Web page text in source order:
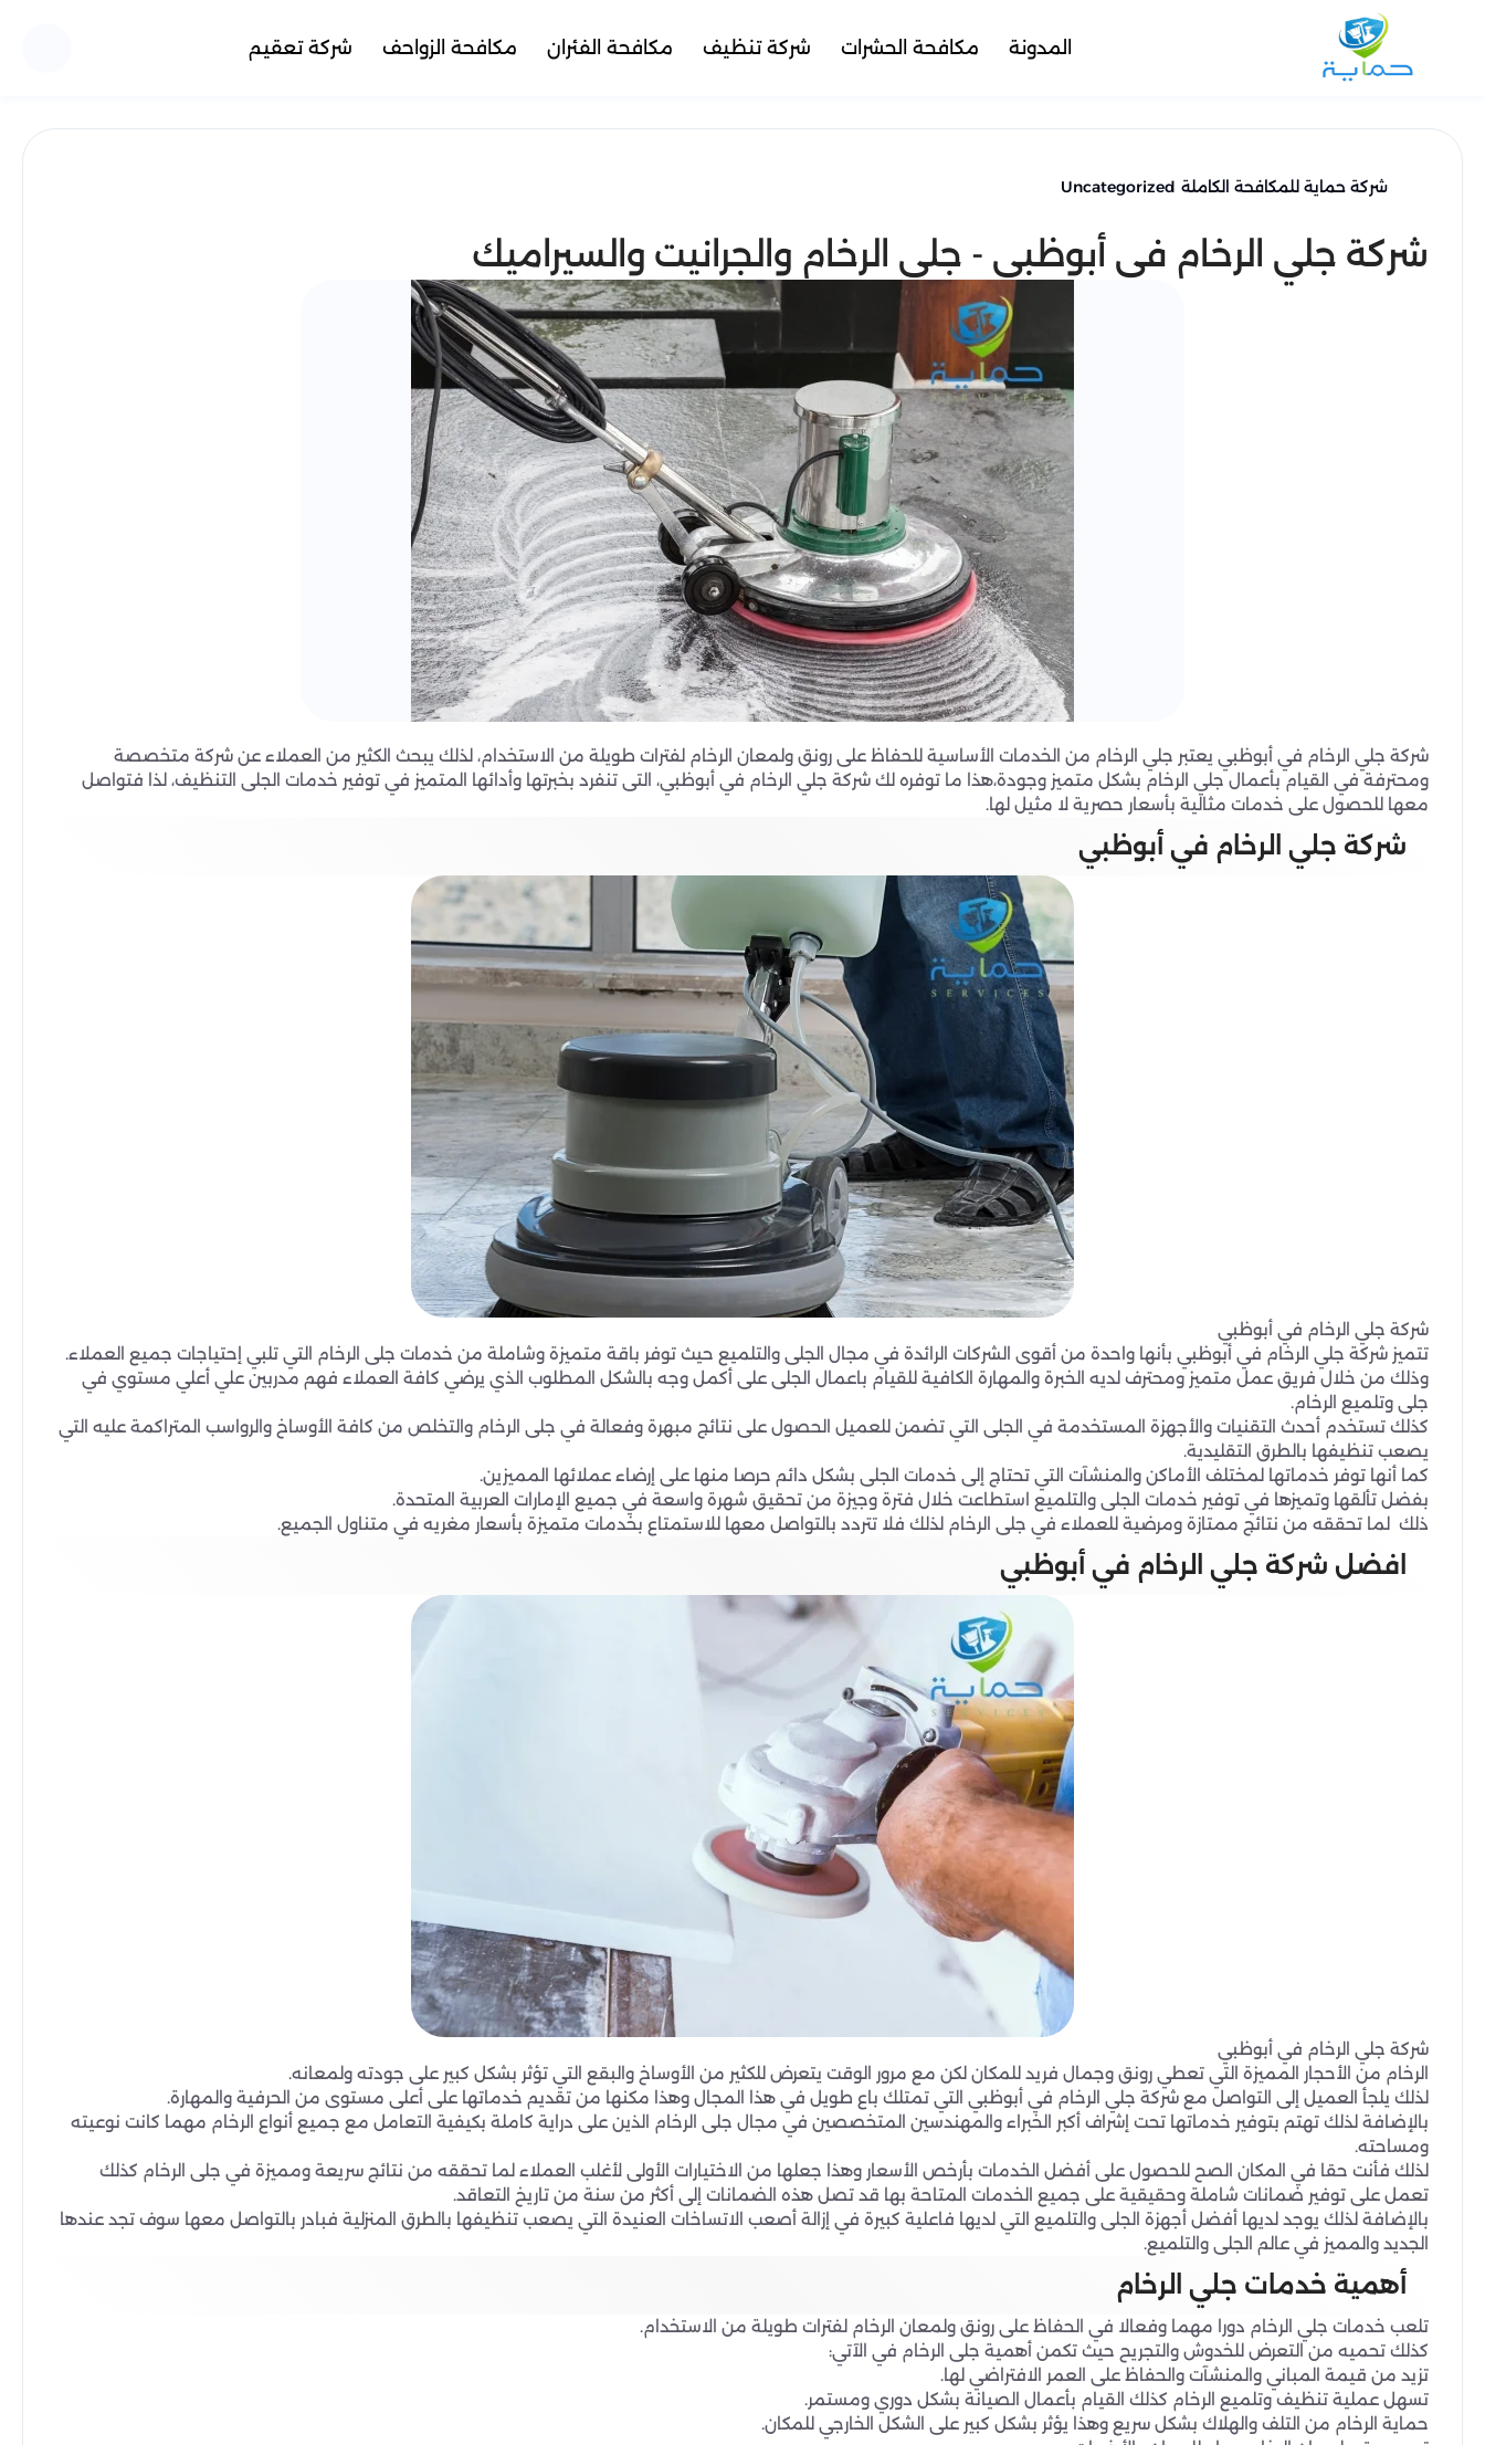
المدونة مكافحة الحشرات شركة تنظيف مكافحة الفئران مكافحة الزواحف شركة تعقيم
شركة حماية للمكافحة الكاملة Uncategorized
شركة جلي الرخام في أبوظبي - جلي الرخام والجرانيت والسيراميك
شركة جلي الرخام في أبوظبي يعتبر جلي الرخام من الخدمات الأساسية للحفاظ على رونق ولمعان الرخام لفترات طويلة من الاستخدام، لذلك يبحث الكثير من العملاء عن شركة متخصصة
ومحترفة في القيام بأعمال جلي الرخام بشكل متميز وجودة،هذا ما توفره لك شركة جلي الرخام في أبوظبي، التى تنفرد بخبرتها وأدائها المتميز في توفير خدمات الجلى التنظيف، لذا فتواصل
معها للحصول على خدمات مثالية بأسعار حصرية لا مثيل لها.
شركة جلي الرخام في أبوظبي
شركة جلي الرخام في أبوظبي
تتميز شركة جلي الرخام في أبوظبي بأنها واحدة من أقوى الشركات الرائدة في مجال الجلى والتلميع حيث توفر باقة متميزة وشاملة من خدمات جلى الرخام التي تلبي إحتياجات جميع العملاء.
وذلك من خلال فريق عمل متميز ومحترف لديه الخبرة والمهارة الكافية للقيام باعمال الجلى على أكمل وجه بالشكل المطلوب الذي يرضي كافة العملاء فهم مدربين علي أعلي مستوي في
جلى وتلميع الرخام.
كذلك تستخدم أحدث التقنيات والأجهزة المستخدمة في الجلى التي تضمن للعميل الحصول على نتائج مبهرة وفعالة في جلى الرخام والتخلص من كافة الأوساخ والرواسب المتراكمة عليه التي
يصعب تنظيفها بالطرق التقليدية.
كما أنها توفر خدماتها لمختلف الأماكن والمنشآت التي تحتاج إلى خدمات الجلى بشكل دائم حرصا منها على إرضاء عملائها المميزين.
بفضل تألقها وتميزها في توفير خدمات الجلى والتلميع استطاعت خلال فترة وجيزة من تحقيق شهرة واسعة في جميع الإمارات العربية المتحدة.
ذلك لما تحققه من نتائج ممتازة ومرضية للعملاء في جلى الرخام لذلك فلا تتردد بالتواصل معها للاستمتاع بخدمات متميزة بأسعار مغريه في متناول الجميع.
افضل شركة جلي الرخام في أبوظبي
شركة جلي الرخام في أبوظبي
الرخام من الأحجار المميزة التي تعطي رونق وجمال فريد للمكان لكن مع مرور الوقت يتعرض للكثير من الأوساخ والبقع التي تؤثر بشكل كبير على جودته ولمعانه.
لذلك يلجأ العميل إلى التواصل مع شركة جلي الرخام في أبوظبي التي تمتلك باع طويل في هذا المجال وهذا مكنها من تقديم خدماتها على أعلى مستوى من الحرفية والمهارة.
بالإضافة لذلك تهتم بتوفير خدماتها تحت إشراف أكبر الخبراء والمهندسين المتخصصين في مجال جلى الرخام الذين على دراية كاملة بكيفية التعامل مع جميع أنواع الرخام مهما كانت نوعيته
ومساحته.
لذلك فأنت حقا في المكان الصح للحصول على أفضل الخدمات بأرخص الأسعار وهذا جعلها من الاختيارات الأولى لأغلب العملاء لما تحققه من نتائج سريعة ومميزة في جلى الرخام كذلك
تعمل على توفير ضمانات شاملة وحقيقية على جميع الخدمات المتاحة بها قد تصل هذه الضمانات إلى أكثر من سنة من تاريخ التعاقد.
بالإضافة لذلك يوجد لديها أفضل أجهزة الجلى والتلميع التي لديها فاعلية كبيرة في إزالة أصعب الاتساخات العنيدة التي يصعب تنظيفها بالطرق المنزلية فبادر بالتواصل معها سوف تجد عندها
الجديد والمميز في عالم الجلى والتلميع.
أهمية خدمات جلي الرخام
تلعب خدمات جلي الرخام دورا مهما وفعالا في الحفاظ على رونق ولمعان الرخام لفترات طويلة من الاستخدام.
كذلك تحميه من التعرض للخدوش والتجريح حيث تكمن أهمية جلى الرخام في الآتي:
تزيد من قيمة المباني والمنشآت والحفاظ على العمر الافتراضي لها.
تسهل عملية تنظيف وتلميع الرخام كذلك القيام بأعمال الصيانة بشكل دوري ومستمر.
حماية الرخام من التلف والهلاك بشكل سريع وهذا يؤثر بشكل كبير على الشكل الخارجي للمكان.